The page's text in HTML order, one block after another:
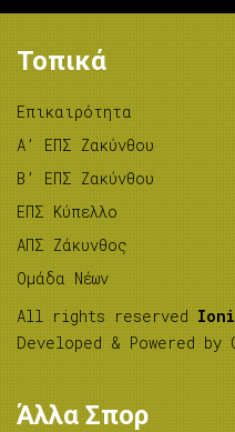
Τοπικά
Επικαιρότητα
A’ ΕΠΣ Ζακύνθου
B’ ΕΠΣ Ζακύνθου
ΕΠΣ Κύπελλο
ΑΠΣ Ζάκυνθος
Ομάδα Νέων
All rights reserved
Developed & Powered by
Άλλα Σπορ